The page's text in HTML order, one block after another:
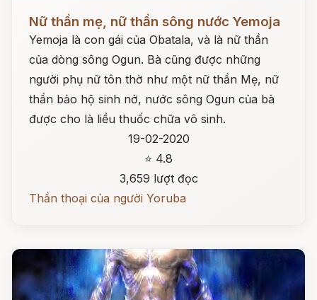
Nữ thần mẹ, nữ thần sông nước Yemoja
Yemoja là con gái của Obatala, và là nữ thần
của dòng sông Ogun. Bà cũng được những
người phụ nữ tôn thờ như một nữ thần Mẹ, nữ
thần bảo hộ sinh nở, nước sông Ogun của bà
được cho là liều thuốc chữa vô sinh.
19-02-2020
⭐ 4.8
3,659 lượt đọc
Thần thoại của người Yoruba